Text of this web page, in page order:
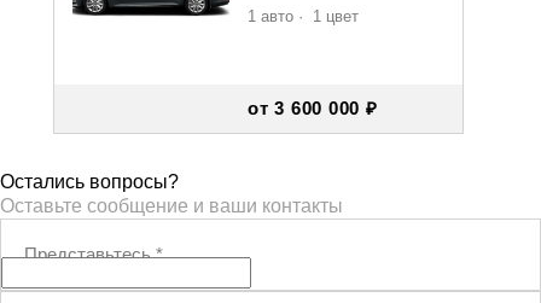
1 авто · 1 цвет
от 3 600 000 ₽
Остались вопросы?
Оставьте сообщение и ваши контакты
Представьтесь*